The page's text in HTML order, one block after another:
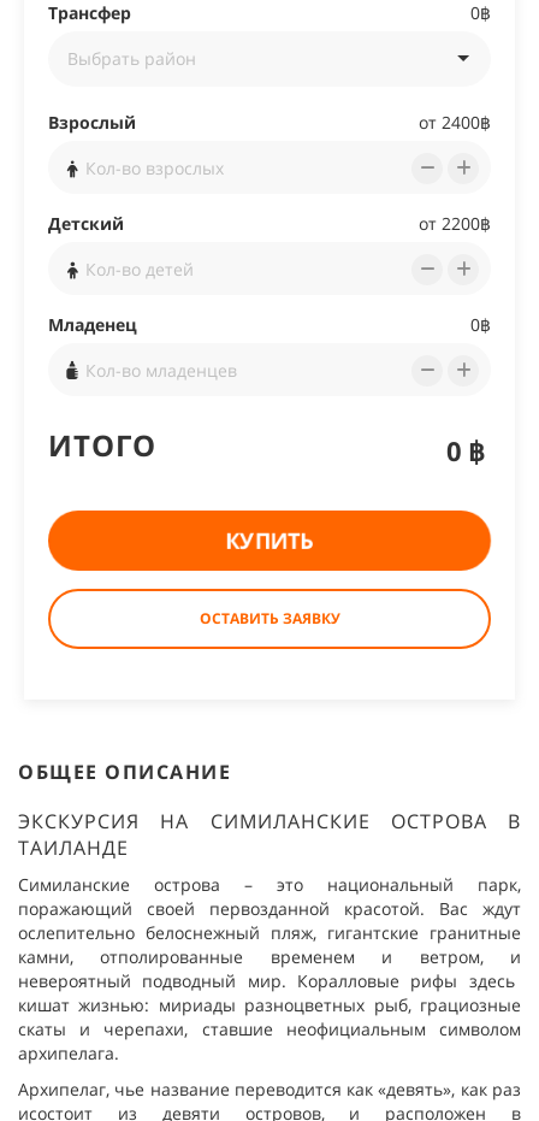
Трансфер 0฿
Взрослый от 2400฿
Детский от 2200฿
Младенец 0฿
ИТОГО 0฿
КУПИТЬ
ОСТАВИТЬ ЗАЯВКУ
ОБЩЕЕ ОПИСАНИЕ
ЭКСКУРСИЯ НА СИМИЛАНСКИЕ ОСТРОВА В
ТАИЛАНДЕ
Симиланские острова – это национальный парк,
поражающий своей первозданной красотой. Вас ждут
ослепительно белоснежный пляж, гигантские гранитные
камни, отполированные временем и ветром, и
невероятный подводный мир. Коралловые рифы здесь
кишат жизнью: мириады разноцветных рыб, грациозные
скаты и черепахи, ставшие неофициальным символом
архипелага.
Архипелаг, чье название переводится как «девять», как раз
исостоит из девяти островов, и расположен в